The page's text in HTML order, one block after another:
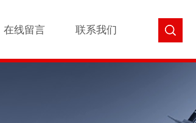
在线留言 联系我们